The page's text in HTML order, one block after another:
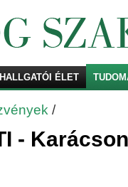
HALLGATÓI ÉLET
/
-